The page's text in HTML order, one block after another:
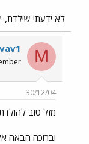
לא ידעתי שילדת,-
M
30/12/04
מזל טוב
וברוכה הבאה